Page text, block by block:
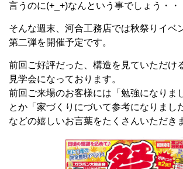
言うのに(+_+)なんという事でしょう・・
そんな週末、河合工務店では秋祭りイベ
第二弾を開催予定です。
前回ご好評だった、構造を見ていただけ
見学会になっております。
前回ご来場のお客様には「勉強になりま
とか「家づくりにづいて参考になりまし
などの嬉しいお言葉をたくさんいただき